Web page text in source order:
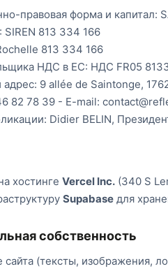
правовая форма и капитал:
SIREN 813 334 166
813 334 166
НДС в ЕС: НДС FR05
9 allée de Saintonge,
82 78 39 - E-mail:
Didier BELIN,
хостинге Vercel Inc. (340 S
Supabase для
собственность
(тексты, изображения,